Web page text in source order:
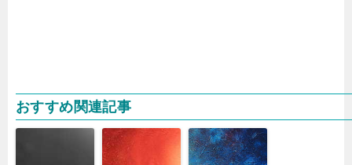
おすすめ関連記事